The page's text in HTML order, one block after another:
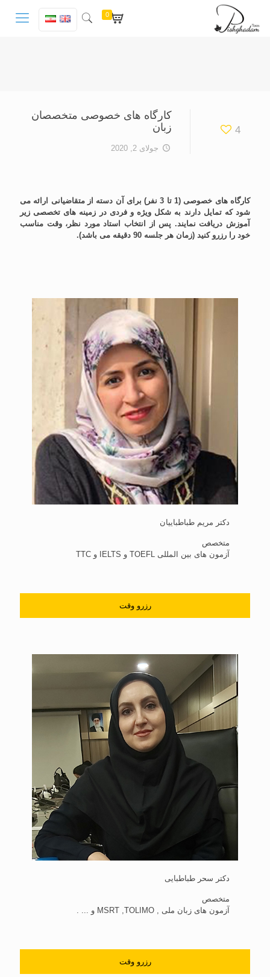
0
4
کارگاه های خصوصی متخصصان
زبان
جولای 2, 2020
کارگاه های خصوصی (1 تا 3 نفر) برای آن دسته از متقاضیانی ارائه می
شود که تمایل دارند به شکل ویژه و فردی در زمینه های تخصصی زیر
آموزش دریافت نمایند. پس از انتخاب استاد مورد نظر، وقت مناسب
خود را رزرو کنید (زمان هر جلسه 90 دقیقه می باشد).
دکتر مریم طباطباییان
متخصص
آزمون های بین المللی TOEFL و IELTS و TTC
رزرو وقت
دکتر سحر طباطبایی
متخصص
آزمون های زبان ملی , MSRT ,TOLIMO و ... .
رزرو وقت